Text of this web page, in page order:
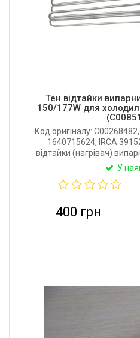
Тен відтайки
150/177W для
Код оригіналу:
1640715624, IRCA
відтайки (нагрівач)
Indesit, Ariston, Hotpoint-
У
400 грн